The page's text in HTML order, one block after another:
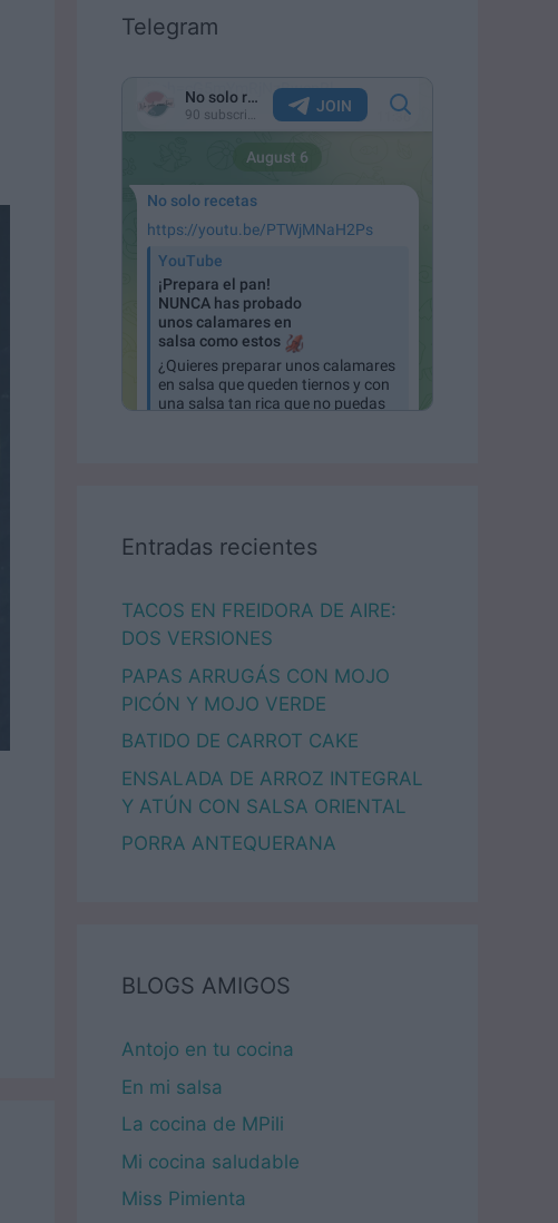
Telegram
Entradas recientes
TACOS EN FREIDORA DE AIRE:
DOS VERSIONES
PAPAS ARRUGÁS CON MOJO
PICÓN Y MOJO VERDE
BATIDO DE CARROT CAKE
ENSALADA DE ARROZ INTEGRAL
Y ATÚN CON SALSA ORIENTAL
PORRA ANTEQUERANA
BLOGS AMIGOS
Antojo en tu cocina
En mi salsa
La cocina de MPili
Mi cocina saludable
Miss Pimienta